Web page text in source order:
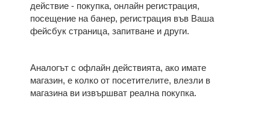
действие - покупка, онлайн регистрация,
посещение на банер, регистрация във Ваша
фейсбук страница, запитване и други.
Аналогът с офлайн действията, ако имате
магазин, е колко от посетителите, влезли в
магазина ви извършват реална покупка.